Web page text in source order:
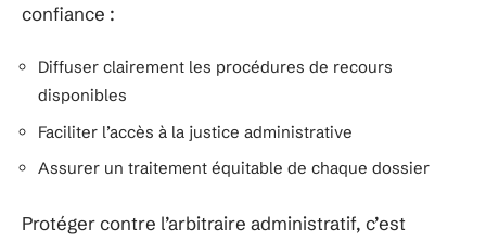
confiance :
Diffuser clairement les procédures de recours
disponibles
Faciliter l’accès à la justice administrative
Assurer un traitement équitable de chaque dossier
Protéger contre l’arbitraire administratif, c’est